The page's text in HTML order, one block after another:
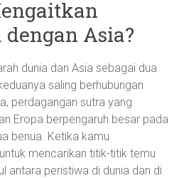
Asia?
dunia dan Asia sebagai dua
saling berhubungan
perdagangan sutra yang
Eropa berpengaruh besar pada
benua. Ketika kamu
mencarikan titik-titik temu
antara peristiwa di dunia dan di